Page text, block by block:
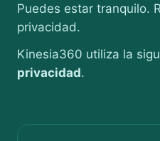
Puedes estar tranquilo.
privacidad.
Kinesia360 utiliza la
privacidad.